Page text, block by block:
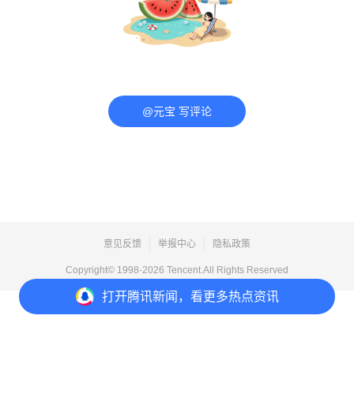
打开腾讯新闻，看更多热点资讯
@元宝 写评论
意见反馈 举报中心 隐私政策
Copyright© 1998-2026 Tencent.All Rights Reserved